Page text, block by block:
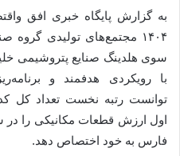
۱۴۰۴ مجتمع‌های تولیدی
سوی هلدینگ صنایع پتروشیمی
با رویکردی هدفمند و
توانست رتبه نخست تعداد کل
اول ارزش قطعات مکانیکی را
فارس به خود اختصاص دهد.